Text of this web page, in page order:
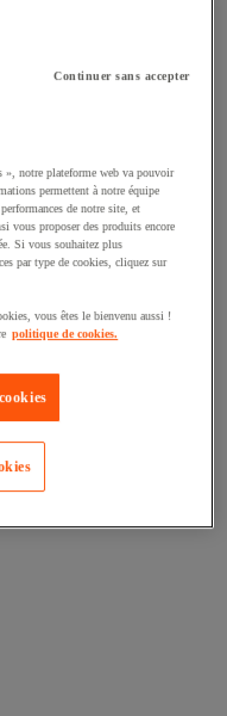
convoyeur
Continuer sans accepter
», notre plateforme web va pouvoir
permettent à notre équipe
de notre site, et
vous proposer des produits encore
Si vous souhaitez plus
par type de cookies, cliquez sur
vous êtes le bienvenu aussi !
politique de cookies.